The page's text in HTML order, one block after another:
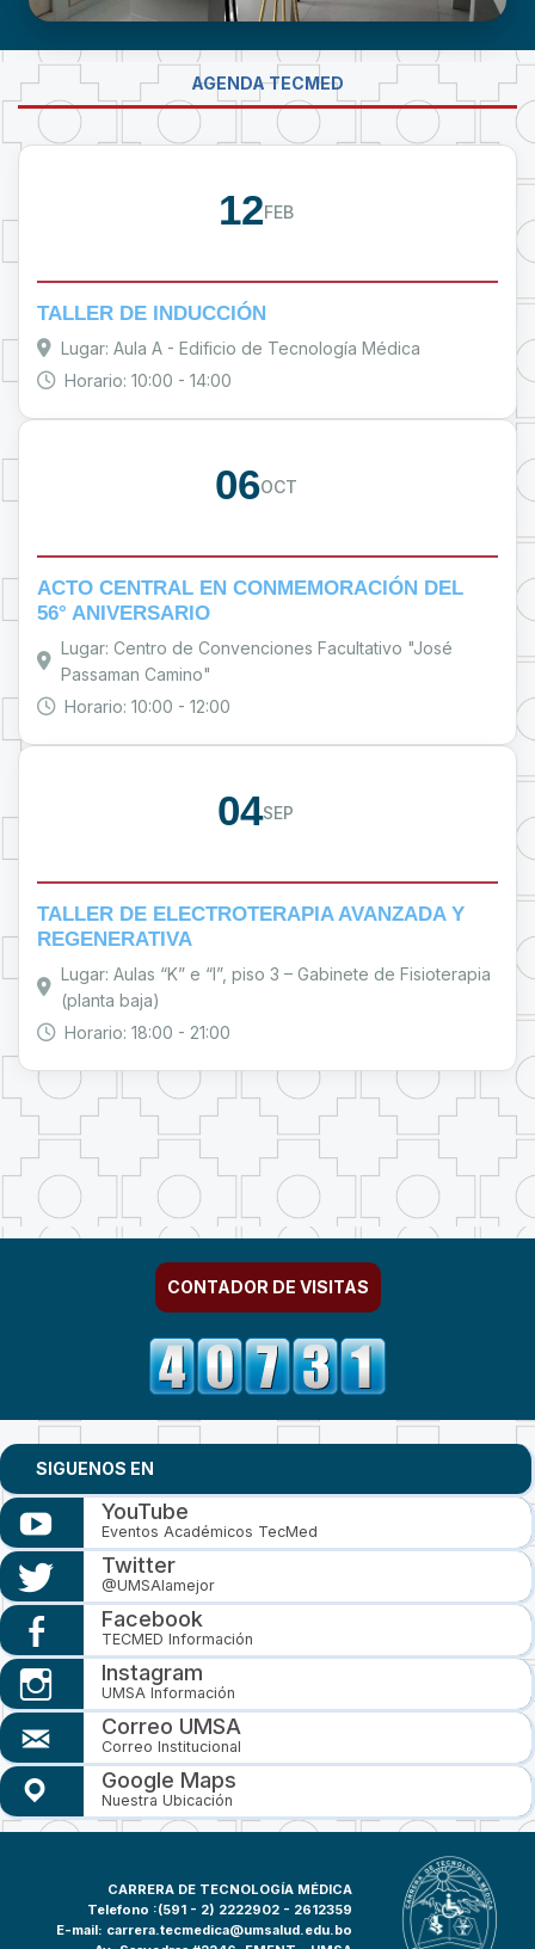
LABORATORIO DE INVESTIGACIÓN -
PROUMSA
AGENDA TECMED
12FEB
TALLER DE INDUCCIÓN
Lugar: Aula A - Edificio de Tecnología Médica
Horario: 10:00 - 14:00
06OCT
ACTO CENTRAL EN CONMEMORACIÓN DEL
56° ANIVERSARIO
Lugar: Centro de Convenciones Facultativo "José
Passaman Camino"
Horario: 10:00 - 12:00
04SEP
TALLER DE ELECTROTERAPIA AVANZADA Y
REGENERATIVA
Lugar: Aulas “K” e “I”, piso 3 – Gabinete de Fisioterapia
(planta baja)
Horario: 18:00 - 21:00
CONTADOR DE VISITAS
SIGUENOS EN
YouTube
Eventos Académicos TecMed
Twitter
@UMSAlamejor
Facebook
TECMED Información
Instagram
UMSA Información
Correo UMSA
Correo Institucional
Google Maps
Nuestra Ubicación
CARRERA DE TECNOLOGÍA MÉDICA
Telefono :(591 - 2) 2222902 - 2612359
E-mail: carrera.tecmedica@umsalud.edu.bo